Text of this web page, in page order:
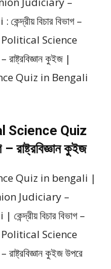
বিচার বিভাগ –
Political Science
কুইজ |
Quiz in Bengali
Science Quiz
রাষ্ট্রবিজ্ঞান কুইজ
Quiz in bengali |
: Union Judiciary –
বিচার বিভাগ –
Political Science
কুইজ উপরে